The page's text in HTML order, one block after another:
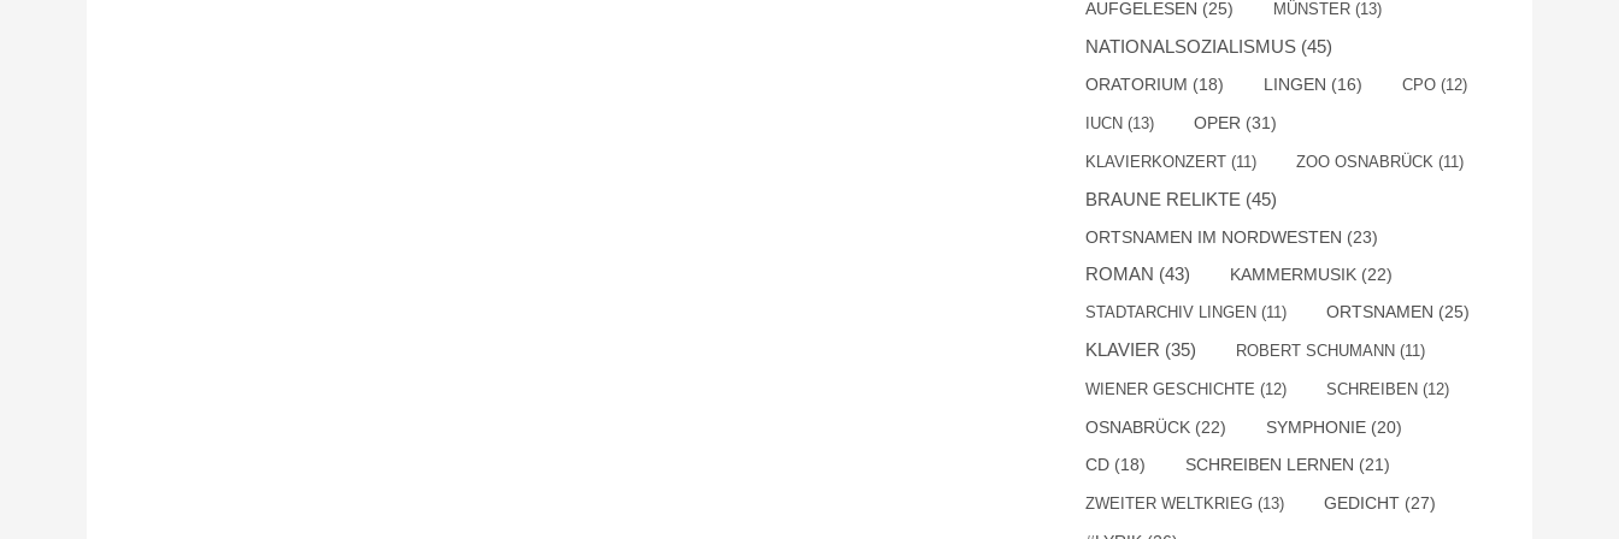
AUFGELESEN (25) MÜNSTER (13)
NATIONALSOZIALISMUS (45)
ORATORIUM (18) LINGEN (16) CPO (12)
IUCN (13) OPER (31)
KLAVIERKONZERT (11) ZOO OSNABRÜCK (11)
BRAUNE RELIKTE (45)
ORTSNAMEN IM NORDWESTEN (23)
ROMAN (43) KAMMERMUSIK (22)
STADTARCHIV LINGEN (11) ORTSNAMEN (25)
KLAVIER (35) ROBERT SCHUMANN (11)
WIENER GESCHICHTE (12) SCHREIBEN (12)
OSNABRÜCK (22) SYMPHONIE (20)
CD (18) SCHREIBEN LERNEN (21)
ZWEITER WELTKRIEG (13) GEDICHT (27)